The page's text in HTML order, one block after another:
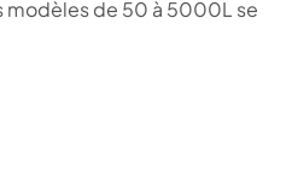
modèles de 50 à 5000L se